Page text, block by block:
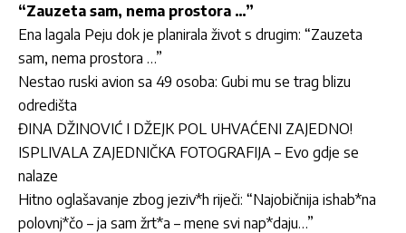
“Zauzeta sam, nema prostora …”
Ena lagala Peju dok je planirala život s drugim: “Zauzeta
sam, nema prostora …”
Nestao ruski avion sa 49 osoba: Gubi mu se trag blizu
odredišta
ĐINA DŽINOVIĆ I DŽEJK POL UHVAĆENI ZAJEDNO!
ISPLIVALA ZAJEDNIČKA FOTOGRAFIJA – Evo gdje se
nalaze
Hitno oglašavanje zbog jeziv*h riječi: “Najobičnija ishab*na
polovnj*čo – ja sam žrt*a – mene svi nap*daju…”